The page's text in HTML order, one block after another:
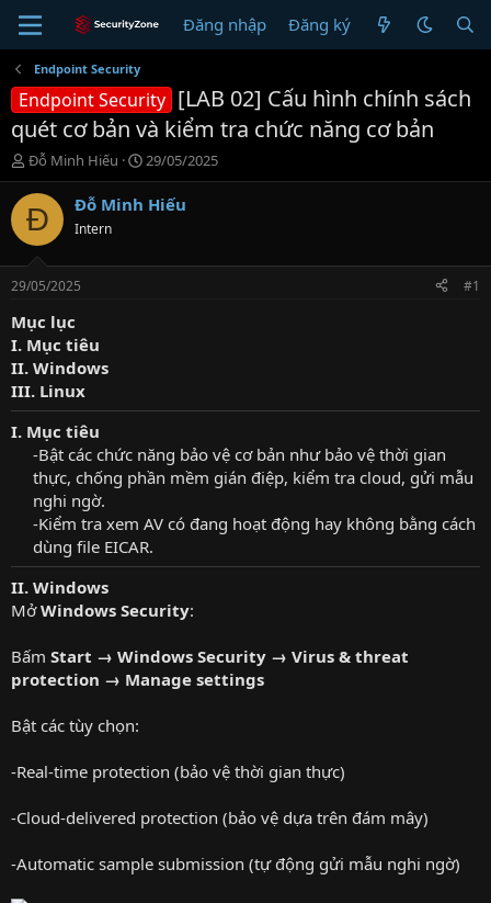
Đăng nhập Đăng ký
Endpoint Security
Endpoint Security [LAB 02] Cấu hình chính sách
quét cơ bản và kiểm tra chức năng cơ bản
T
h
r
e
d
s
t
a
r
t
e
r
Đỗ Minh Hiếu
N
g
à
29/05/2025
Đ Đỗ Minh Hiếu
Intern
29/05/2025 #1
Mục lục
I. Mục tiêu
II. Windows
III. Linux
I. Mục tiêu
-Bật các chức năng bảo vệ cơ bản như bảo vệ thời gian
thực, chống phần mềm gián điệp, kiểm tra cloud, gửi mẫu
nghi ngờ.​
-Kiểm tra xem AV có đang hoạt động hay không bằng cách
dùng file EICAR.​
II. Windows
MởWindows Security:
Bấm Start → Windows Security → Virus & threat
protection → Manage settings
Bật các tùy chọn:
-Real-time protection (bảo vệ thời gian thực)
-Cloud-delivered protection (bảo vệ dựa trên đám mây)
-Automatic sample submission (tự động gửi mẫu nghi ngờ)